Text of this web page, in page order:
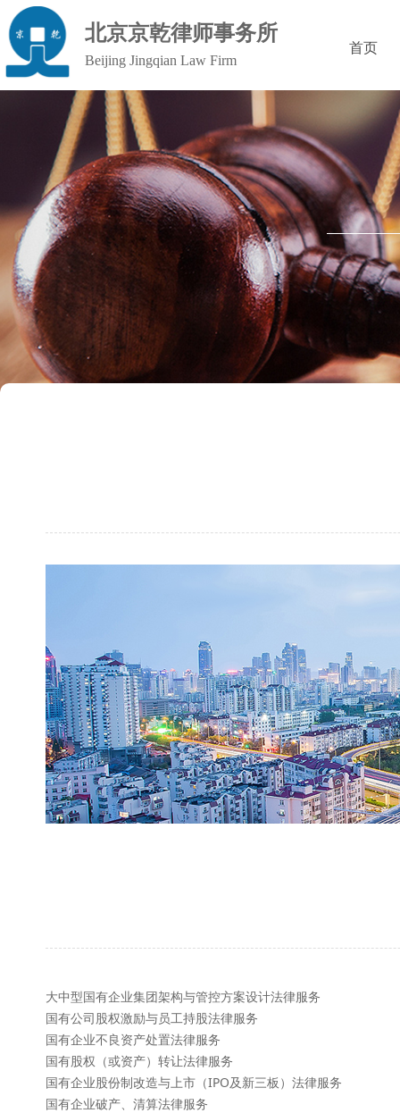
北京京乾律师事务所
Beijing Jingqian Law Firm
首页
大中型国有企业集团架构与管控方案设计法律服务
国有公司股权激励与员工持股法律服务
国有企业不良资产处置法律服务
国有股权（或资产）转让法律服务
国有企业股份制改造与上市（IPO及新三板）法律服务
国有企业破产、清算法律服务